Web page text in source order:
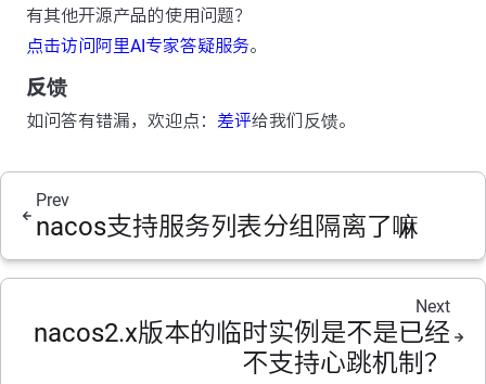
有其他开源产品的使用问题？
点击访问阿里AI专家答疑服务。
反馈
如问答有错漏，欢迎点： 差评给我们反馈。
Prev
nacos支持服务列表分组隔离了嘛
Next
nacos2.x版本的临时实例是不是已经
不支持心跳机制？